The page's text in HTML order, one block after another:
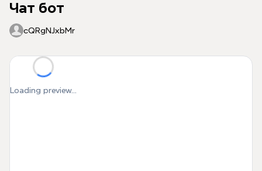
Чат бот
cQRgNJxbMr
Loading preview...